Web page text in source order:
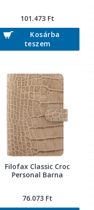
101.473 Ft
Kosárba
teszem
Filofax Classic Croc
Personal Barna
76.073 Ft